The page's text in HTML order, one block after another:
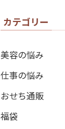
カテゴリー
美容の悩み
仕事の悩み
おせち通販
福袋